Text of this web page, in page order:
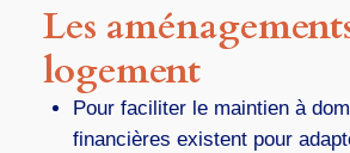
Les
logement
Pour faciliter le maintien à
financières existent pour